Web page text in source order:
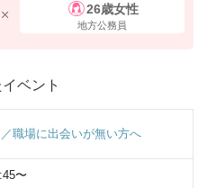
26歳女性
地方公務員
ベント
職場に出会いが無い方へ
〜